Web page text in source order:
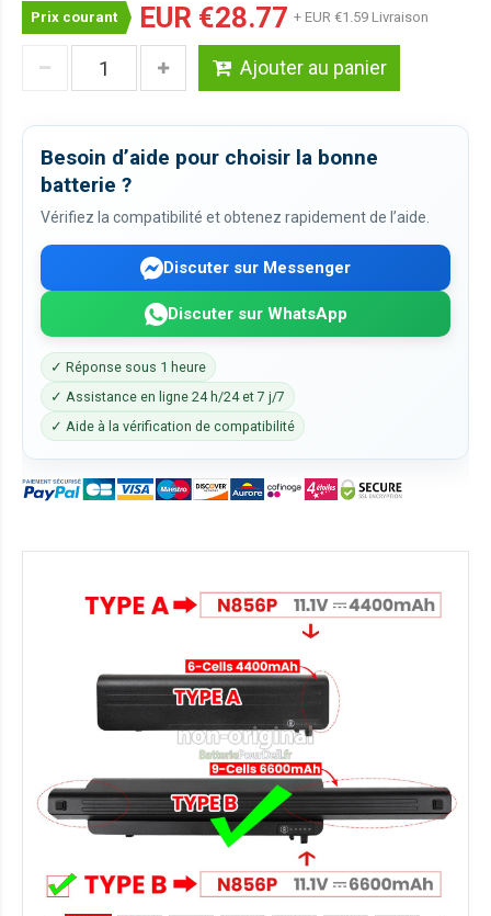
Prix courant EUR €28.77 + EUR €1.59 Livraison
Ajouter au panier
Besoin d’aide pour choisir la bonne
batterie ?
Vérifiez la compatibilité et obtenez rapidement de l’aide.
Discuter sur Messenger
Discuter sur WhatsApp
✓ Réponse sous 1 heure
✓ Assistance en ligne 24 h/24 et 7 j/7
✓ Aide à la vérification de compatibilité